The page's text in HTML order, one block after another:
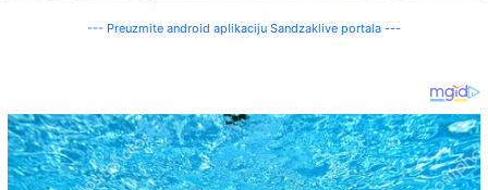
--- Preuzmite android aplikaciju Sandzaklive portala ---